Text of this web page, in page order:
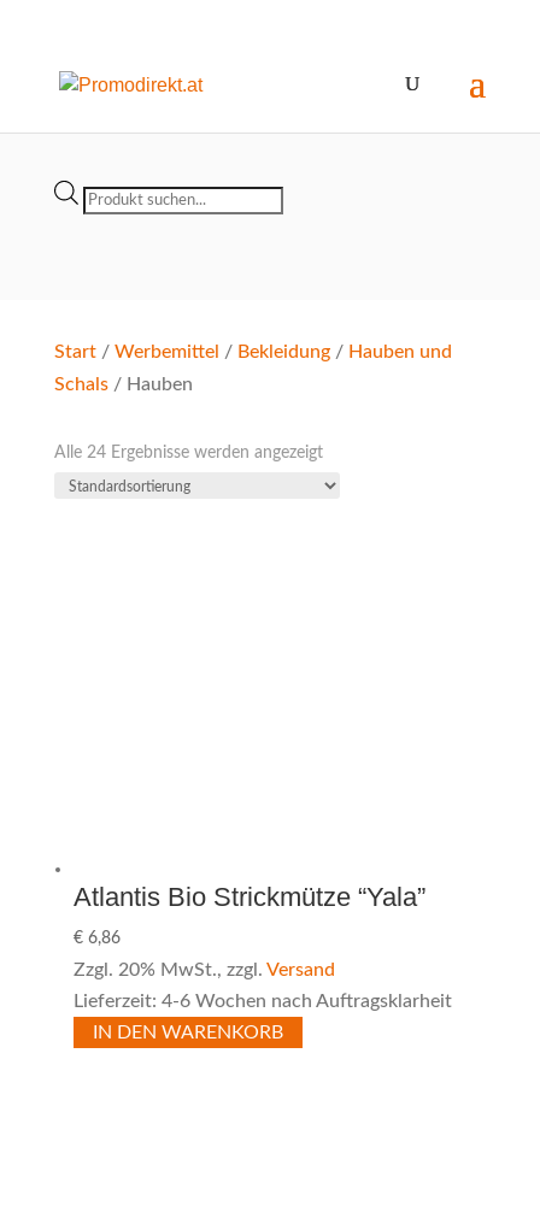
Products
Start/ Werbemittel / Bekleidung/ Hauben und
Schals/ Hauben
Alle 24 Ergebnisse werden angezeigt
Atlantis Bio Strickmütze “Yala”
€6,86
Zzgl. 20% MwSt., zzgl. Versand
Lieferzeit: 4-6 Wochen nach Auftragsklarheit
IN DEN WARENKORB